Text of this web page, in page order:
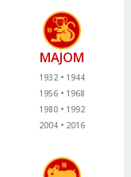
MAJOM
1932
1944
1956
1968
1980
1992
2004
2016